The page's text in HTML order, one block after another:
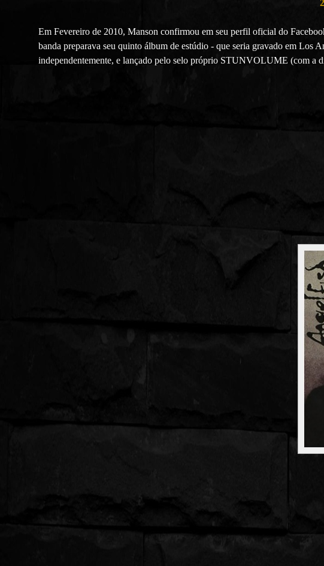
Em Fevereiro de 2010, Manson confirmou em seu perfil oficial do
banda preparava seu quinto álbum de estúdio - que seria gravado em
independentemente, e lançado pelo selo próprio STUNVOLUME (com a